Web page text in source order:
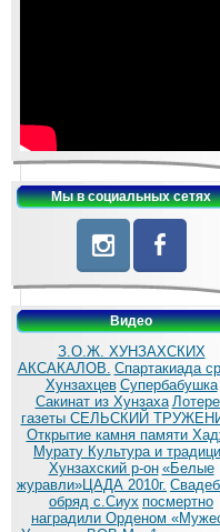
Мы в социальных сетях
Видео
З.О.Ж. ХУНЗАХСКИХ
АКСАКАЛОВ. Спартакиада
Хунзахцев Супербабушка
Сакинат из Хунзаха
газеты СЕЛЬСКИЙ
Открытие камня памяти
Мурату Культура и
Хунзахский р-он «Белые
журавли»ЦАДА 2010г.
обряд c.Сиух посмертно
наградили Орденом